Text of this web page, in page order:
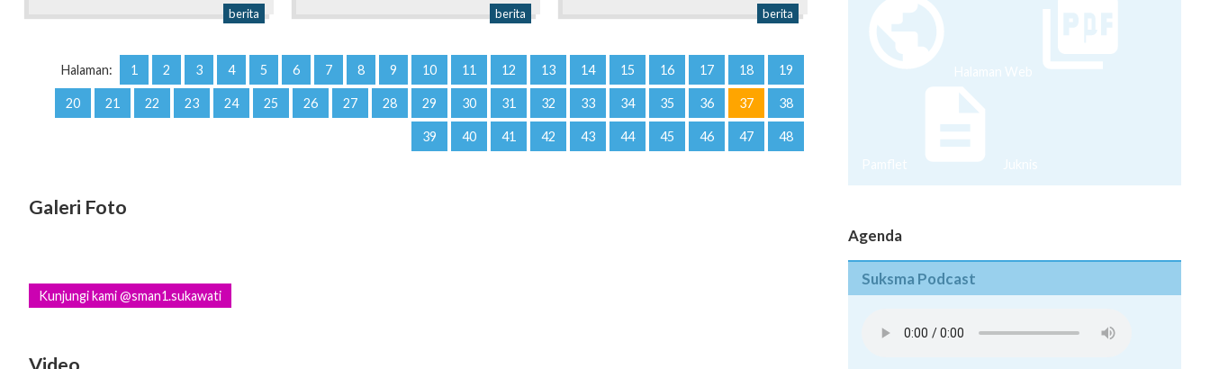
berita berita berita
Halaman: 1 2 3 4 5 6 7 8 9 10 11 12 13 14 15 16 17 18 19
20 21 22 23 24 25 26 27 28 29 30 31 32 33 34 35 36 37 38
39 40 41 42 43 44 45 46 47 48
Galeri Foto
Kunjungi kami @sman1.sukawati
Video
Halaman Web
Pamflet Juknis
Agenda
Suksma Podcast